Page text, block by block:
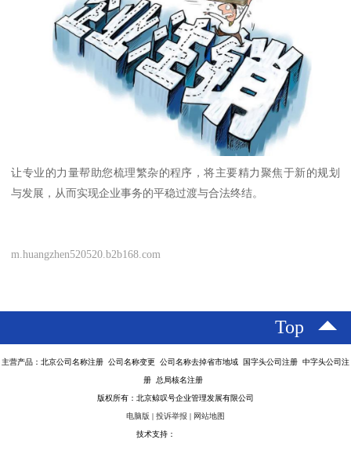
让专业的力量帮助您梳理繁杂的程序，将主要精力聚焦于新的规划
与发展，从而实现企业事务的平稳过渡与合法终结。
m.huangzhen520520.b2b168.com
Top
主营产品：北京公司名称注册 公司名称变更 公司名称去掉省市地域 国字头公司注册 中字头公司注
册 总局核名注册
版权所有：北京鲸叹号企业管理发展有限公司
电脑版 | 投诉举报 | 网站地图
技术支持：